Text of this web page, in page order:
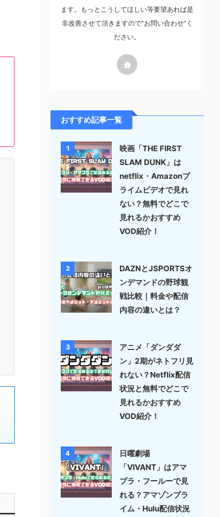
ます。もっとこうしてほしい等要望あれば是
非改善させて頂きますので”お問い合わせ”く
ださい。
おすすめ記事一覧
1
映画「THE FIRST
SLAM DUNK」は
netflix・Amazonプ
ライムビデオで見れ
ない？無料でどこで
見れるかおすすめ
VOD紹介！
2
DAZNとJSPORTSオ
ンデマンドの野球観
戦比較｜料金や配信
内容の違いとは？
3
アニメ「ダンダダ
ン」2期がネトフリ見
れない？Netflix配信
状況と無料でどこで
見れるかおすすめ
VOD紹介！
4
日曜劇場
「VIVANT」はアマ
プラ・フールーで見
れる？アマゾンプラ
イム・Hulu配信状況